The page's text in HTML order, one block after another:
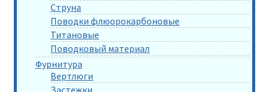
Струна
Поводки флюорокарбоновые
Титановые
Поводковый материал
Фурнитура
Вертлюги
Застежки